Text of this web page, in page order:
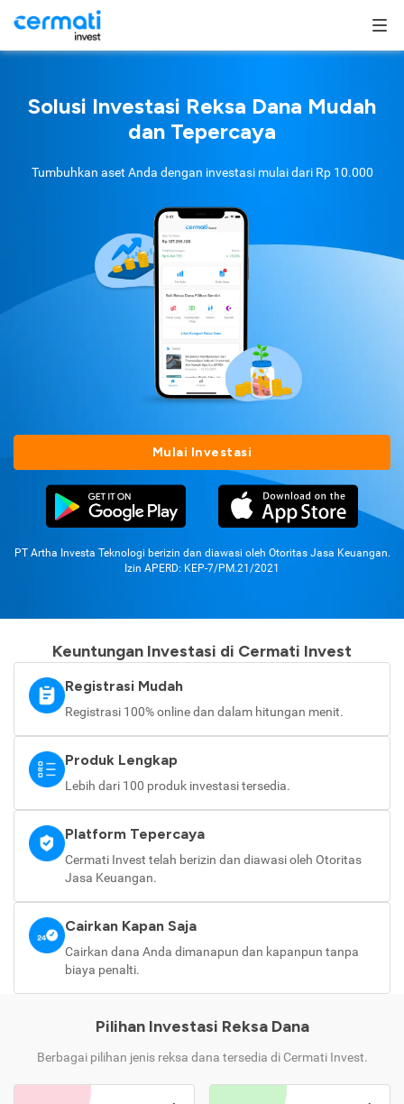
Solusi Investasi Reksa Dana Mudah
dan Tepercaya
Tumbuhkan aset Anda dengan investasi mulai dari Rp 10.000
Mulai Investasi
PT Artha Investa Teknologi berizin dan diawasi oleh Otoritas Jasa Keuangan.
Izin APERD: KEP-7/PM.21/2021
Keuntungan Investasi di Cermati Invest
Registrasi Mudah
Registrasi 100% online dan dalam hitungan menit.
Produk Lengkap
Lebih dari 100 produk investasi tersedia.
Platform Tepercaya
Cermati Invest telah berizin dan diawasi oleh Otoritas
Jasa Keuangan.
Cairkan Kapan Saja
Cairkan dana Anda dimanapun dan kapanpun tanpa
biaya penalti.
Pilihan Investasi Reksa Dana
Berbagai pilihan jenis reksa dana tersedia di Cermati Invest.